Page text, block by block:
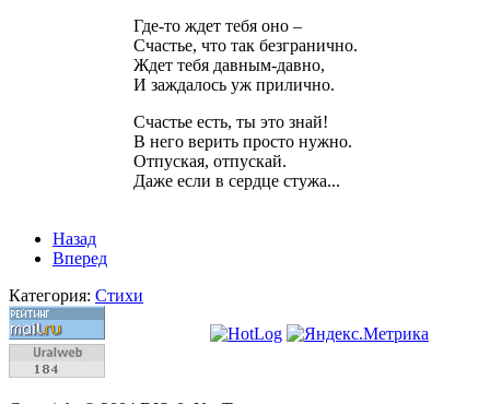
Где-то ждет тебя оно –
Счастье, что так безгранично.
Ждет тебя давным-давно,
И заждалось уж прилично.
Счастье есть, ты это знай!
В него верить просто нужно.
Отпуская, отпускай.
Даже если в сердце стужа...
Назад
Вперед
Категория: Стихи